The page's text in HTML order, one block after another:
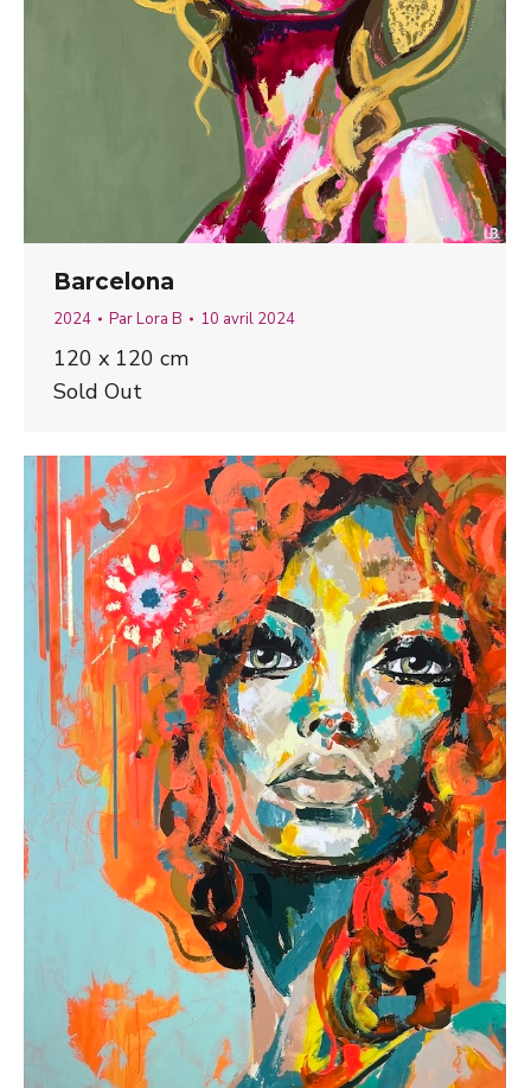
Barcelona
2024 ParLora B 10 avril 2024
120 x 120 cm
Sold Out